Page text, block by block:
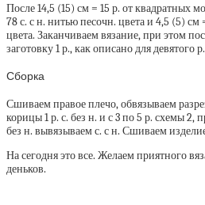
После 14,5 (15) см = 15 р. от квадратных
78 с. с н. нитью песочн. цвета и 4,5 (5)
цвета. Заканчиваем вязание, при этом
заготовку 1 р., как описано для девятого
Сборка
Сшиваем правое плечо, обвязываем
корицы 1 р. с. без н. и с 3 по 5 р. схемы 2,
без н. вывязываем с. с н. Сшиваем
На сегодня это все. Желаем приятного
деньков.